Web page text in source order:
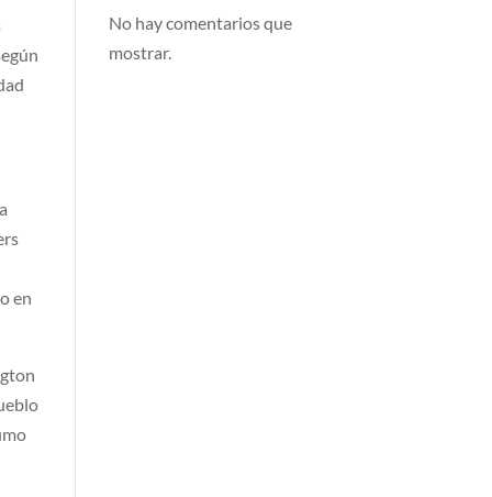
en
No hay comentarios que
mostrar.